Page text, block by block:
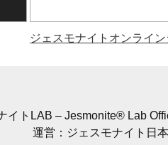
ジェスモナイトオンライ
イトLAB – Jesmonite® Lab
運営：ジェスモナイト日